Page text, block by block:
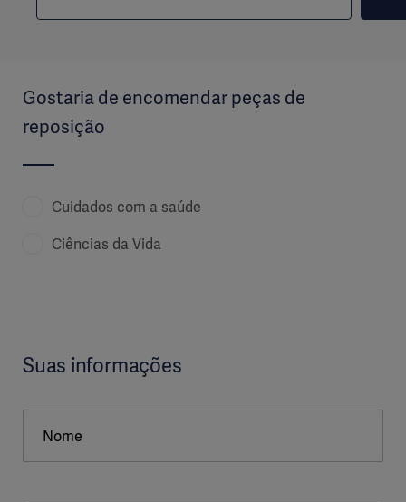
Gostaria de encomendar peças de
reposição
Cuidados com a saúde
Ciências da Vida
Suas informações
Nome